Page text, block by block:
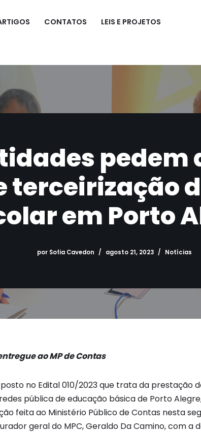
CONTATOS LEIS E PROJETOS
pedem
terceirização
em Porto
por Sofia Cavedon agosto 21, 2023 Notícias
ao MP de Contas
no Edital 010/2023 que trata da prestação
pública de educação básica de Porto
feita ao Ministério Público de Contas nesta
geral do MPC, Geraldo Da Camino, com a